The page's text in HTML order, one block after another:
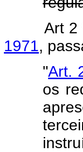
Art 2
1971,
"Art.
os